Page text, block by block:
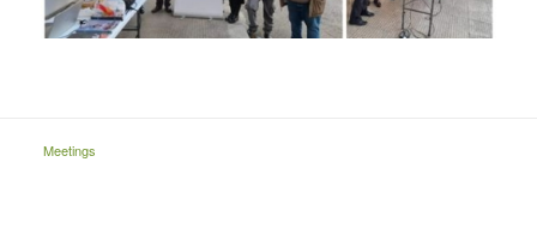
Meetings